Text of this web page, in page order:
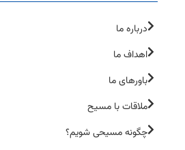
درباره ما
اهداف ما
باورهای ما
ملاقات با مسیح
چگونه مسیحی شویم؟